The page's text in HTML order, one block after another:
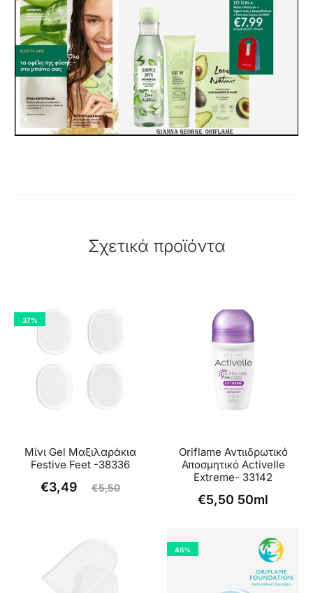
Σχετικά προϊόντα
37%
Μίνι Gel Μαξιλαράκια
Festive Feet -38336
€5,50
Original
€5,50.
€3,49
Η
Oriflame Αντιιδρωτικό
Αποσμητικό Activelle
Extreme- 33142
€5,50 50ml
46%